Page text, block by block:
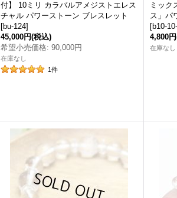
付】 10ミリ カラバルアメジストエレス
チャル パワーストーン ブレスレット
[bu-124]
45,000円(税込)
希望小売価格: 90,000円
在庫なし
1件
ミック
ス」パ
[b10-
4,800円
在庫なし